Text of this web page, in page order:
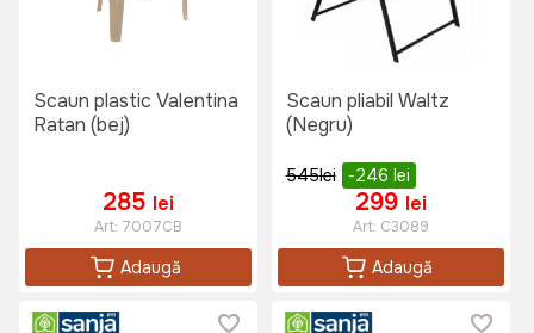
Scaun plastic Valentina
Ratan (bej)
285 lei
Art: 7007CB
Adaugă
Scaun pliabil Waltz
(Negru)
545lei -246 lei
299 lei
Art: C3089
Adaugă